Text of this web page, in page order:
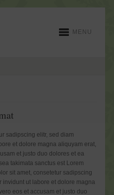
MENU
sadipscing elitr, sed diam
et dolore magna aliquyam erat,
et justo duo dolores et ea
takimata sanctus est Lorem
sit amet, consetetur sadipscing
invidunt ut labore et dolore magna
eos et accusam et justo duo